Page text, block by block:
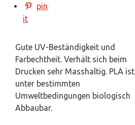
pin
it
Gute UV-Beständigkeit und
Farbechtheit. Verhält sich beim
Drucken sehr Masshaltig. PLA ist
unter bestimmten
Umweltbedingungen biologisch
Abbaubar.